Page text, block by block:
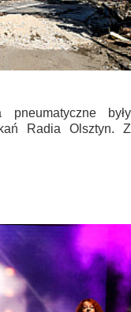
były
Radia Olsztyn. Z